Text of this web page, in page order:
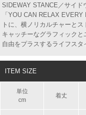
SIDEWAY STANCE／サイド
「YOU CAN RELAX
トに、横ノリカルチャーとス
キャッチーなグラフィック
自由をプラスするライフスタ
ITEM SIZE
単位
cm
着丈